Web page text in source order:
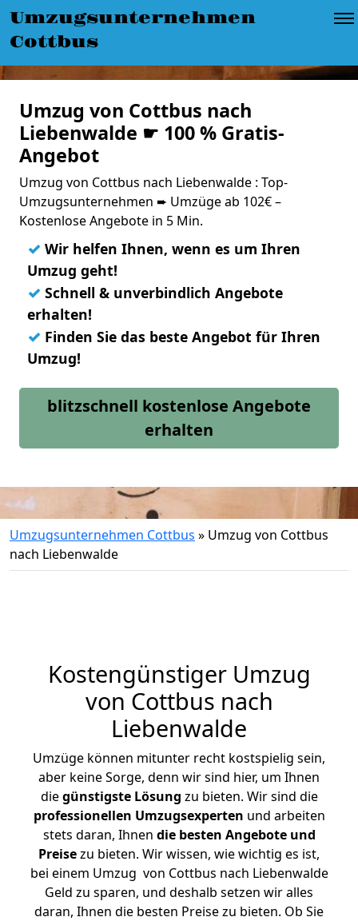
Umzugsunternehmen
Cottbus
Umzug von Cottbus nach
Liebenwalde ☛ 100 % Gratis-
Angebot
Umzug von Cottbus nach Liebenwalde : Top-
Umzugsunternehmen ➨ Umzüge ab 102€ –
Kostenlose Angebote in 5 Min.
✓ Wir helfen Ihnen, wenn es um Ihren
Umzug geht!
✓ Schnell & unverbindlich Angebote
erhalten!
✓ Finden Sie das beste Angebot für Ihren
Umzug!
blitzschnell kostenlose Angebote
erhalten
Umzugsunternehmen Cottbus » Umzug von Cottbus
nach Liebenwalde
Kostengünstiger Umzug
von Cottbus nach
Liebenwalde
Umzüge können mitunter recht kostspielig sein,
aber keine Sorge, denn wir sind hier, um Ihnen
diegünstigste Lösung zu bieten. Wir sind die
professionellen Umzugsexperten und arbeiten
stets daran, Ihnen die besten Angebote und
Preisezu bieten. Wir wissen, wie wichtig es ist,
bei einem Umzug von Cottbus nach Liebenwalde
Geld zu sparen, und deshalb setzen wir alles
daran, Ihnen die besten Preise zu bieten. Ob Sie